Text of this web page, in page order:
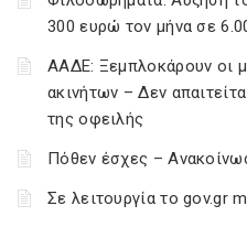
300 ευρώ τον μήνα σε
ΑΑΔΕ: Ξεμπλοκάρουν οι
ακινήτων – Δεν
της οφειλής
Πόθεν έσχες –
Σε λειτουργία το gov.gr